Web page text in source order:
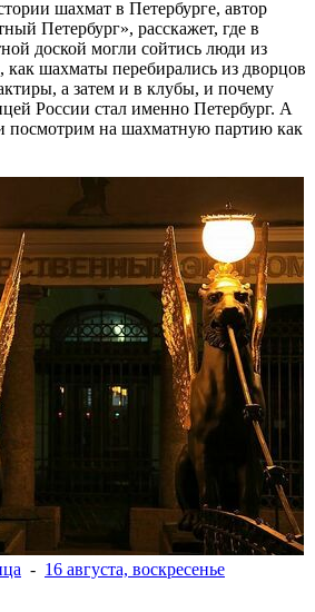
шахмат в Петербурге, автор
Петербург», расскажет, где в
доской могли сойтись люди из
как шахматы перебирались из дворцов
а затем и в клубы, и почему
России стал именно Петербург. А
посмотрим на шахматную партию как
- 16 августа, воскресенье